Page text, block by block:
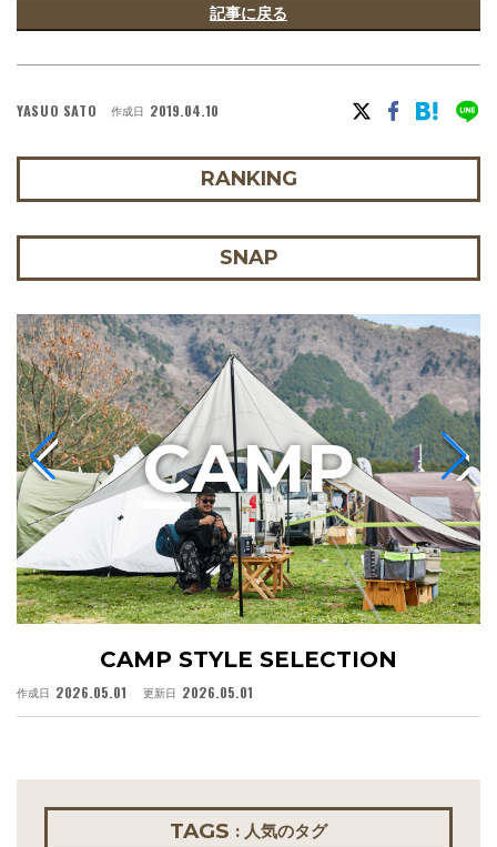
記事に戻る
YASUO SATO 作成日 2019.04.10
RANKING
SNAP
CAMP STYLE SELECTION
作成日 2026.05.01 更新日 2026.05.01
CAMP
TAGS : 人気のタグ